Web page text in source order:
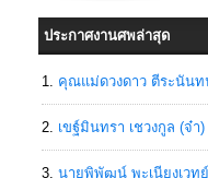
ประกาศงานศพล่าสุด
คุณแม่ดวงดาว ตีระนัน
เขฐ์มินทรา เชวงกูล (จ๋า)
นายพิพัฒน์ พะเนียงเวทย์